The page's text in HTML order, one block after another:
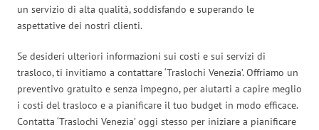
un servizio di alta qualità, soddisfando e superando le
aspettative dei nostri clienti.
Se desideri ulteriori informazioni sui costi e sui servizi di
trasloco, ti invitiamo a contattare ‘Traslochi Venezia’. Offriamo un
preventivo gratuito e senza impegno, per aiutarti a capire meglio
i costi del trasloco e a pianificare il tuo budget in modo efficace.
Contatta ‘Traslochi Venezia’ oggi stesso per iniziare a pianificare